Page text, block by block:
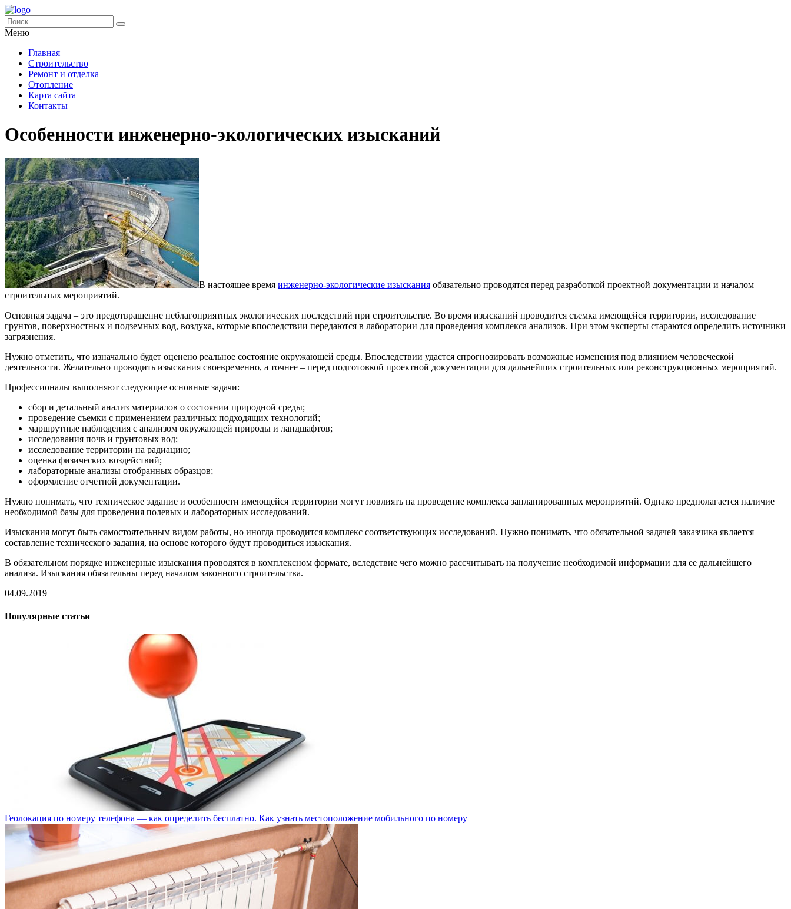
Меню
Главная
Строительство
Ремонт и отделка
Отопление
Карта сайта
Контакты
Особенности инженерно-экологических изысканий
В настоящее время инженерно-экологические изыскания обязательно проводятся перед разработкой проектной документации и началом
строительных мероприятий.
Основная задача – это предотвращение неблагоприятных экологических последствий при строительстве. Во время изысканий проводится съемка имеющейся территории, исследование
грунтов, поверхностных и подземных вод, воздуха, которые впоследствии передаются в лаборатории для проведения комплекса анализов. При этом эксперты стараются определить источники
загрязнения.
Нужно отметить, что изначально будет оценено реальное состояние окружающей среды. Впоследствии удастся спрогнозировать возможные изменения под влиянием человеческой
деятельности. Желательно проводить изыскания своевременно, а точнее – перед подготовкой проектной документации для дальнейших строительных или реконструкционных мероприятий.
Профессионалы выполняют следующие основные задачи:
сбор и детальный анализ материалов о состоянии природной среды;
проведение съемки с применением различных подходящих технологий;
маршрутные наблюдения с анализом окружающей природы и ландшафтов;
исследования почв и грунтовых вод;
исследование территории на радиацию;
оценка физических воздействий;
лабораторные анализы отобранных образцов;
оформление отчетной документации.
Нужно понимать, что техническое задание и особенности имеющейся территории могут повлиять на проведение комплекса запланированных мероприятий. Однако предполагается наличие
необходимой базы для проведения полевых и лабораторных исследований.
Изыскания могут быть самостоятельным видом работы, но иногда проводится комплекс соответствующих исследований. Нужно понимать, что обязательной задачей заказчика является
составление технического задания, на основе которого будут проводиться изыскания.
В обязательном порядке инженерные изыскания проводятся в комплексном формате, вследствие чего можно рассчитывать на получение необходимой информации для ее дальнейшего
анализа. Изыскания обязательны перед началом законного строительства.
04.09.2019
Популярные статьи
Геолокация по номеру телефона — как определить бесплатно. Как узнать местоположение мобильного по номеру